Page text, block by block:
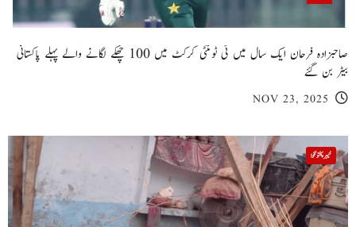
صاحبزادہ فرحان ایک سال میں ٹی ٹوئنٹی کرکٹ میں 100 چھکے لگانے والے پہلے پاکستانی
بیٹر بن گئے
NOV 23, 2025
خیبر پختونخوا